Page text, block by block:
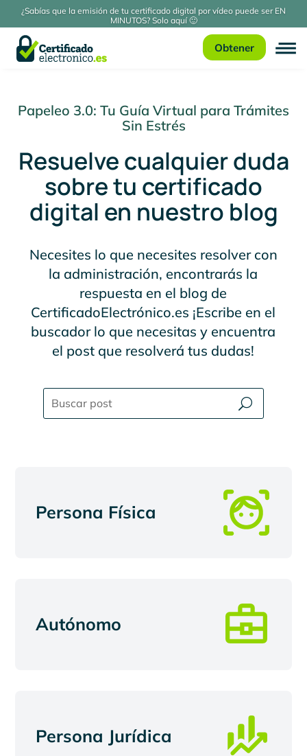
¿Sabías que la emisión de tu certificado digital por vídeo puede ser EN
MINUTOS? Solo aquí 🙂
Obtener
Papeleo 3.0: Tu Guía Virtual para Trámites
Sin Estrés
Resuelve cualquier duda
sobre tu certificado
digital en nuestro blog
Necesites lo que necesites resolver con
la administración, encontrarás la
respuesta en el blog de
CertificadoElectrónico.es ¡Escribe en el
buscador lo que necesitas y encuentra
el post que resolverá tus dudas!
Persona Física
Autónomo
Persona Jurídica